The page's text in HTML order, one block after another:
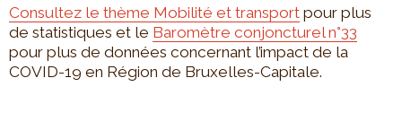
Consultez le thème Mobilité et transport pour plus
de statistiques et le Baromètre conjoncturel n°33
pour plus de données concernant l’impact de la
COVID-19 en Région de Bruxelles-Capitale.